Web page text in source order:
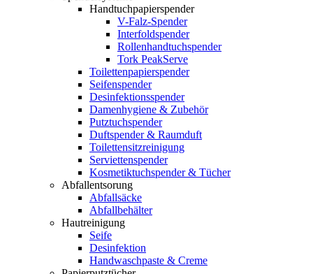
Handtuchpapierspender
V-Falz-Spender
Interfoldspender
Rollenhandtuchspender
Tork PeakServe
Toilettenpapierspender
Seifenspender
Desinfektionsspender
Damenhygiene & Zubehör
Putztuchspender
Duftspender & Raumduft
Toilettensitzreinigung
Serviettenspender
Kosmetiktuchspender & Tücher
Abfallentsorung
Abfallsäcke
Abfallbehälter
Hautreinigung
Seife
Desinfektion
Handwaschpaste & Creme